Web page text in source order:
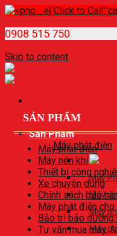
0908 515 750
Skip to content
Sản Phẩm
Máy phát điện
Máy
Máy
Máy
Máy
SẢN PHẨM
Máy phát điện
Máy nén khí
Thiết bị công
Xe chuyên dụng
Chính sách bảo
Máy phát điện cho
Bảo trì bảo dưỡng
Tư vấn mua máy.